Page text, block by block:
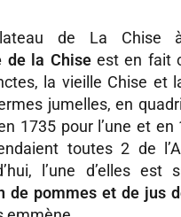
de La Chise
de la Chiseest en fait
la vieille Chise et
jumelles, en
1735 pour l’une et en
toutes 2 de
l’une d’elles est
de pommes et de jus